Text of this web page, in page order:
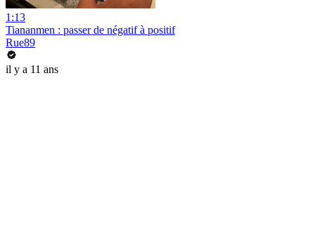
1:13
Tiananmen : passer de négatif à positif
Rue89
il y a 11 ans